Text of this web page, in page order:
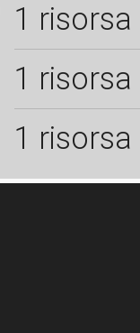
1 risorsa
1 risorsa
1 risorsa